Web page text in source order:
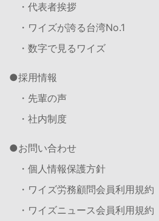
・代表者挨拶
・ワイズが誇る台湾No.1
・数字で見るワイズ
採用情報
・先輩の声
・社内制度
お問い合わせ
・個人情報保護方針
・ワイズ労務顧問会員利用規約
・ワイズニュース会員利用規約